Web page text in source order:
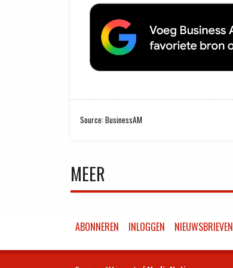
Source: BusinessAM
MEER
ABONNEREN INLOGGEN NIEUWSBRIEVEN